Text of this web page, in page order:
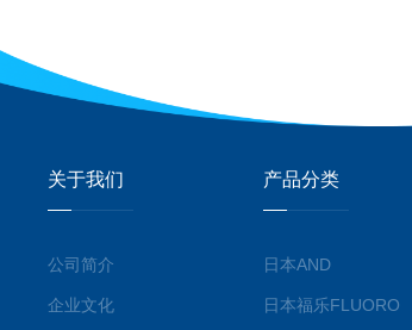
关于我们
公司简介
企业文化
产品分类
日本AND
日本福乐FLUORO